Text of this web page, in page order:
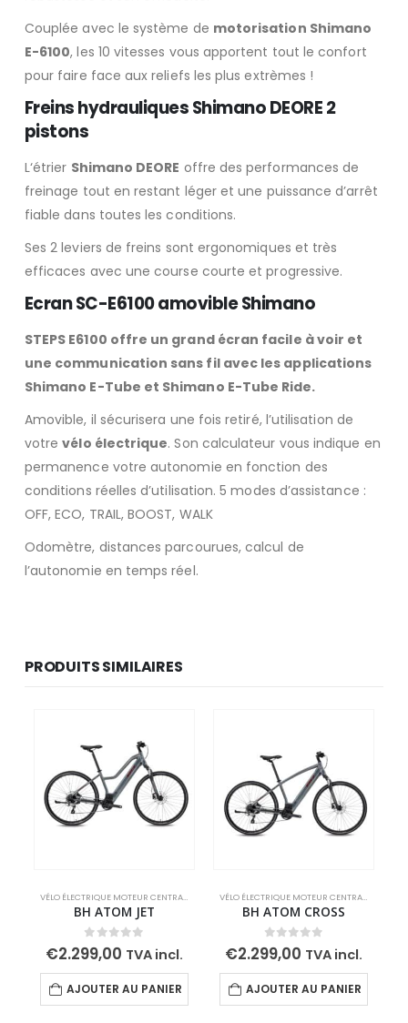
Couplée avec le système de motorisation Shimano
E-6100, les 10 vitesses vous apportent tout le confort
pour faire face aux reliefs les plus extrèmes !
Freins hydrauliques Shimano DEORE 2
pistons
L‘étrier Shimano DEORE offre des performances de
freinage tout en restant léger et une puissance d’arrêt
fiable dans toutes les conditions.
Ses 2 leviers de freins sont ergonomiques et très
efficaces avec une course courte et progressive.
Ecran SC-E6100 amovible Shimano
STEPS E6100 offre un grand écran facile à voir et
une communication sans fil avec les applications
Shimano E-Tube et Shimano E-Tube Ride.
Amovible, il sécurisera une fois retiré, l’utilisation de
votrevélo électrique. Son calculateur vous indique en
permanence votre autonomie en fonction des
conditions réelles d’utilisation. 5 modes d’assistance :
OFF, ECO, TRAIL, BOOST, WALK
Odomètre, distances parcourues, calcul de
l’autonomie en temps réel.
PRODUITS SIMILAIRES
VÉLO ÉLECTRIQUE MOTEUR CENTRAL, VÉLOS ÉLECTRIQUES,VÉLOS ÉLECTRIQUES DE
BH ATOM JET
0out of 5
€2.299,00 TVA incl.
AJOUTER AU PANIER
VÉLO ÉLECTRIQUE MOTEUR CENTRAL,
BH ATOM CROSS
0out of 5
€2.299,00 TVA incl.
AJOUTER AU PANIER